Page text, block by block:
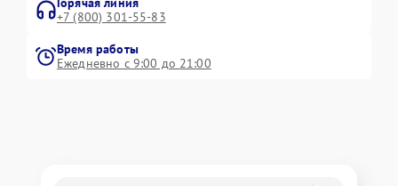
+7 (800) 301-55-83
Время работы
Ежедневно с 9:00 до 21:00